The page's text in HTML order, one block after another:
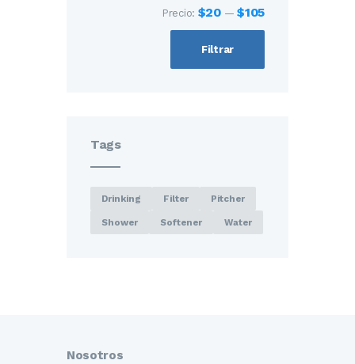
Filtrar
Precio: $20—$105
Tags
Drinking Filter Pitcher
Shower Softener Water
Nosotros